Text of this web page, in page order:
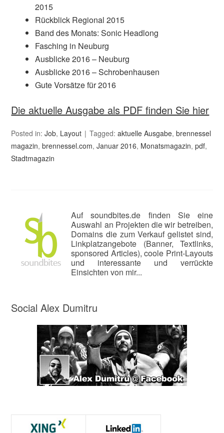
2015
Rückblick Regional 2015
Band des Monats: Sonic Headlong
Fasching in Neuburg
Ausblicke 2016 – Neuburg
Ausblicke 2016 – Schrobenhausen
Gute Vorsätze für 2016
Die aktuelle Ausgabe als PDF finden Sie hier
Posted in:Job, Layout Tagged:aktuelle Ausgabe,brennessel
magazin,brennessel.com,Januar 2016, Monatsmagazin,pdf,
Stadtmagazin
Auf soundbites.de finden Sie eine
Auswahl an Projekten die wir betreiben,
Domains die zum Verkauf gelistet sind,
Linkplatzangebote (Banner, Textlinks,
sponsored Articles), coole Print-Layouts
und interessante und verrückte
Einsichten von mir...
Social Alex Dumitru